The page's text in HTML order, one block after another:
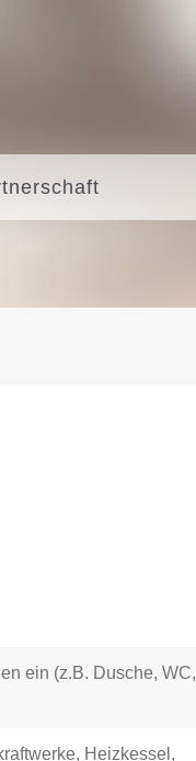
ein (z.B. Dusche, WC,
Heizkessel,